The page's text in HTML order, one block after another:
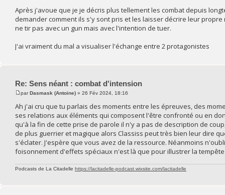
Après j'avoue que je je décris plus tellement les combat depuis
demander comment ils s'y sont pris et les laisser décrire leur
ne tir pas avec un gun mais avec l'intention de tuer.
J'ai vraiment du mal a visualiser l'échange entre 2 protagonistes
Re: Sens néant : combat d'intension
parDasmask (Antoine) » 26 Fév 2024, 18:16
Ah j'ai cru que tu parlais des moments entre les épreuves, des
ses relations aux éléments qui composent l'être confronté ou en
qu'à la fin de cette prise de parole il n'y a pas de description de
de plus guerrier et magique alors Classiss peut très bien leur dire
s'éclater. J'espère que vous avez de la ressource. Néanmoins
foisonnement d'effets spéciaux n'est là que pour illustrer la
Podcasts de La Citadelle https://lacitadelle-podcast.wixsite.com/lacitadelle